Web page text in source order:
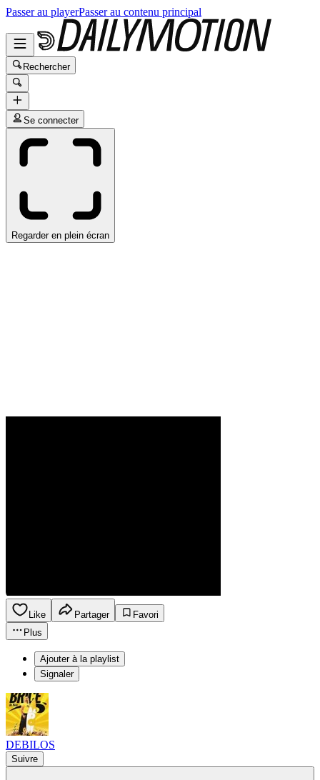
Passer au playerPasser au contenu principal
Rechercher
Se connecter
Regarder en plein écran
Like Partager
Favori
Plus
Ajouter à la playlist
Signaler
DEBILOS
Suivre